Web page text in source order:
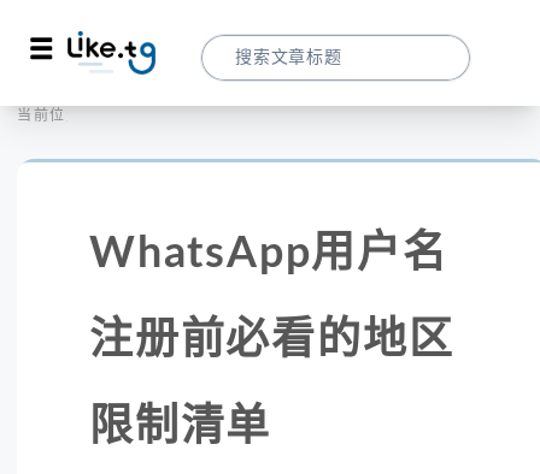
当前位置：
WhatsApp用户名
注册前必看的地区
限制清单